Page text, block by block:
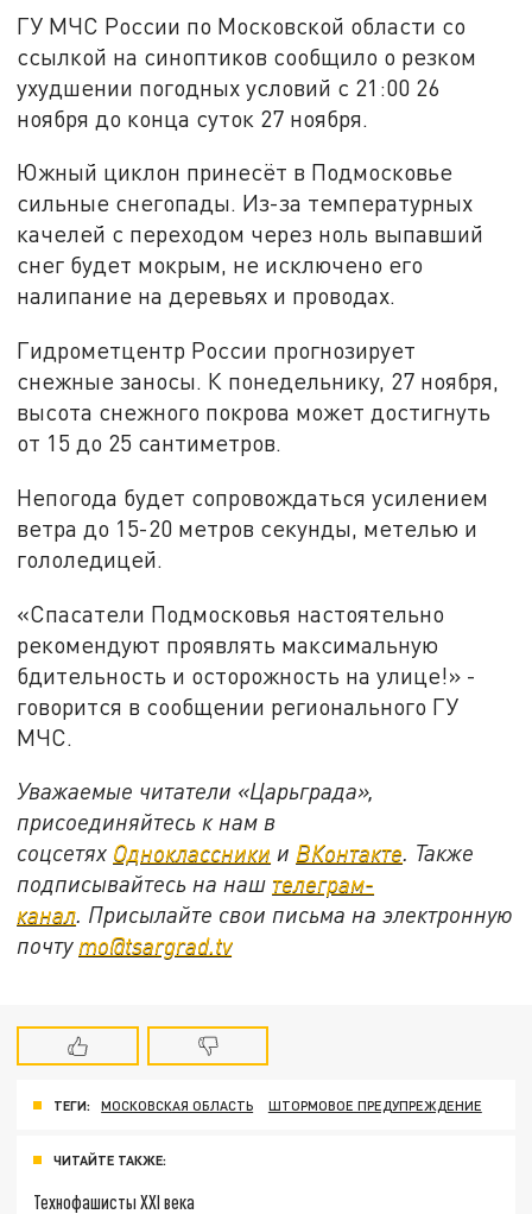
ГУ МЧС России по Московской области со
ссылкой на синоптиков сообщило о резком
ухудшении погодных условий с 21:00 26
ноября до конца суток 27 ноября.
Южный циклон принесёт в Подмосковье
сильные снегопады. Из-за температурных
качелей с переходом через ноль выпавший
снег будет мокрым, не исключено его
налипание на деревьях и проводах.
Гидрометцентр России прогнозирует
снежные заносы. К понедельнику, 27 ноября,
высота снежного покрова может достигнуть
от 15 до 25 сантиметров.
Непогода будет сопровождаться усилением
ветра до 15-20 метров секунды, метелью и
гололедицей.
«Спасатели Подмосковья настоятельно
рекомендуют проявлять максимальную
бдительность и осторожность на улице!» -
говорится в сообщении регионального ГУ
МЧС.
Уважаемые читатели «Царьграда»,
присоединяйтесь к нам в
соцсетях Одноклассники и ВКонтакте. Также
подписывайтесь на наш телеграм-
канал. Присылайте свои письма на электронную
почту mo@tsargrad.tv
ТЕГИ: МОСКОВСКАЯ ОБЛАСТЬ ШТОРМОВОЕ ПРЕДУПРЕЖДЕНИЕ
ЧИТАЙТЕ ТАКЖЕ:
Технофашисты XXI века